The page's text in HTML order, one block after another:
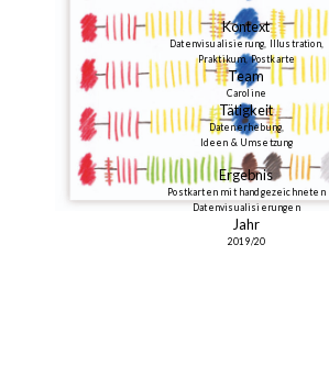
Kontext
Datenvisualisierung, Illustration,
Praktikum, Postkarte
Team
Caroline
Tätigkeit
Datenerhebung,
Ideen & Umsetzung
Ergebnis
Postkarten mit handgezeichneten
Datenvisualisierungen
Jahr
2019/20